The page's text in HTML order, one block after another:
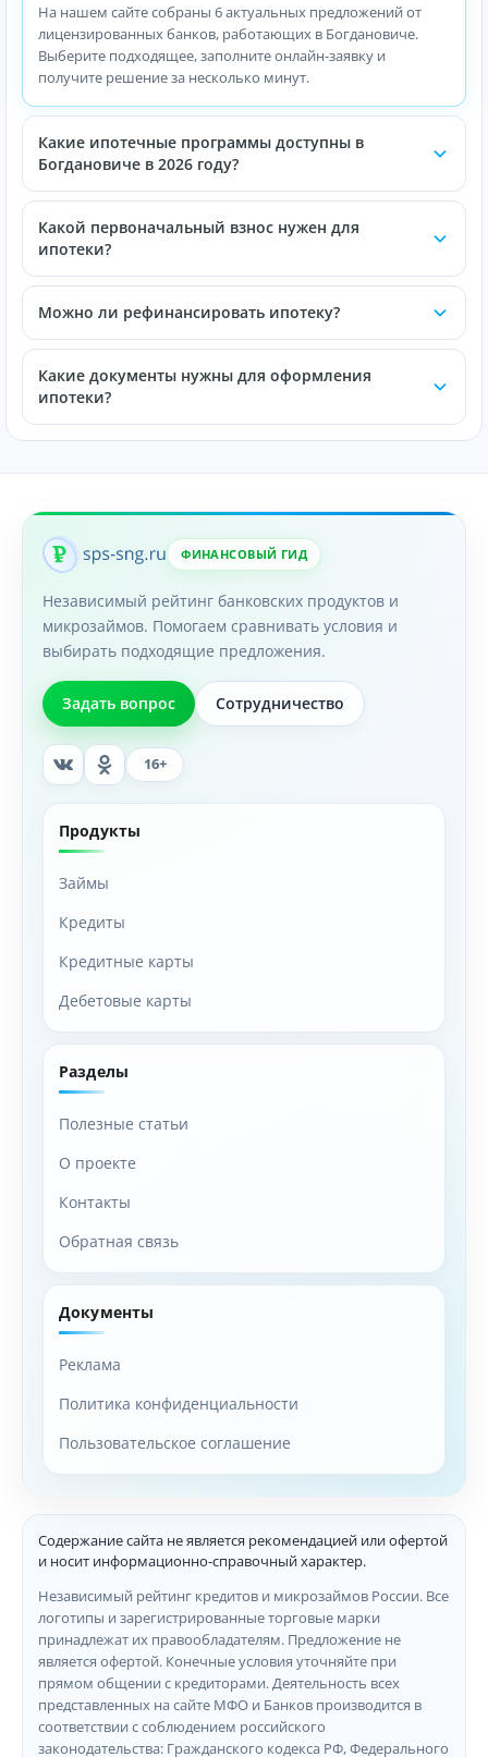
На нашем сайте собраны 6 актуальных предложений от
лицензированных банков, работающих в Богдановиче.
Выберите подходящее, заполните онлайн-заявку и
получите решение за несколько минут.
Какие ипотечные программы доступны в
Богдановиче в 2026 году?
Какой первоначальный взнос нужен для
ипотеки?
Можно ли рефинансировать ипотеку?
Какие документы нужны для оформления
ипотеки?
ФИНАНСОВЫЙ ГИД
Независимый рейтинг банковских продуктов и
микрозаймов. Помогаем сравнивать условия и
выбирать подходящие предложения.
Задать вопрос Сотрудничество
16+
Продукты
Займы
Кредиты
Кредитные карты
Дебетовые карты
Разделы
Полезные статьи
О проекте
Контакты
Обратная связь
Документы
Реклама
Политика конфиденциальности
Пользовательское соглашение
Содержание сайта не является рекомендацией или офертой
и носит информационно-справочный характер.
Независимый рейтинг кредитов и микрозаймов России. Все
логотипы и зарегистрированные торговые марки
принадлежат их правообладателям. Предложение не
является офертой. Конечные условия уточняйте при
прямом общении с кредиторами. Деятельность всех
представленных на сайте МФО и Банков производится в
соответствии с соблюдением российского
законодательства: Гражданского кодекса РФ, Федерального